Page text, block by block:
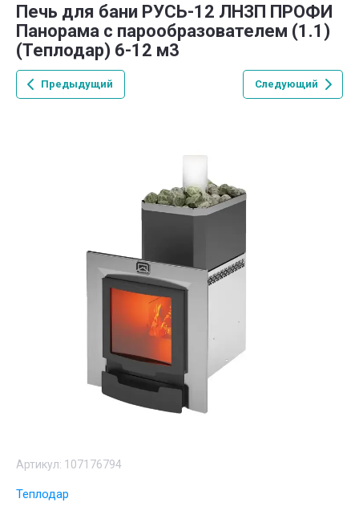
Печь для бани РУСЬ-12 ЛНЗП ПРОФИ
Панорама с парообразователем (1.1)
(Теплодар) 6-12 м3
Предыдущий Следующий
Артикул: 107176794
Теплодар